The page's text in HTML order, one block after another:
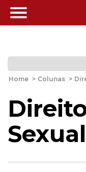
Home > Colunas >